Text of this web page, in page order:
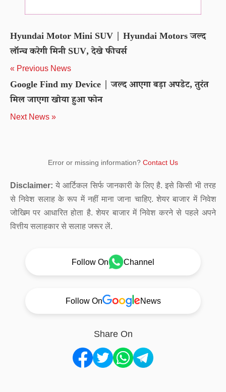
Hyundai Motor Mini SUV | Hyundai Motors जल्द
लॉन्च करेगी मिनी SUV, देखे फीचर्स
« Previous News
Google Find my Device | जल्द आएगा बड़ा अपडेट, तुरंत
मिल जाएगा खोया हुआ फोन
Next News »
Error or missing information? Contact Us
Disclaimer: ये आर्टिकल सिर्फ जानकारी के लिए है. इसे किसी भी तरह
से निवेश सलाह के रूप में नहीं माना जाना चाहिए. शेयर बाजार में निवेश
जोखिम पर आधारित होता है. शेयर बाजार में निवेश करने से पहले अपने
वित्तीय सलाहकार से सलाह जरूर लें.
Follow On Channel
Follow On News
Share On